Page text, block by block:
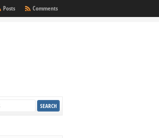
Comments
Posts